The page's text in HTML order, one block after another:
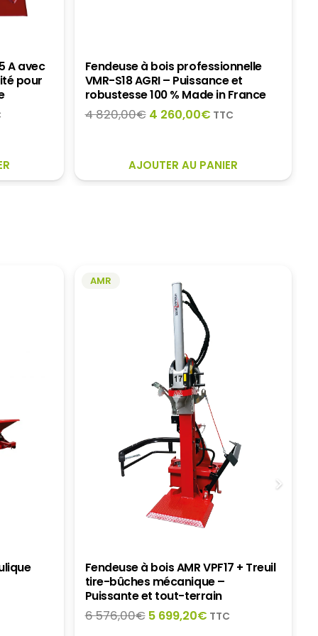
A avec
pour
Fendeuse à bois professionnelle
VMR-S18 AGRI – Puissance et
robustesse 100 % Made in France
4 820,00€ Le
était :
4
4 260,00€Le
est :
4
TTC
AJOUTER AU PANIER
AMR
Fendeuse à bois AMR VPF17 + Treuil
tire-bûches mécanique –
Puissante et tout-terrain
6 576,00€ Le
5 699,20€Le
TTC